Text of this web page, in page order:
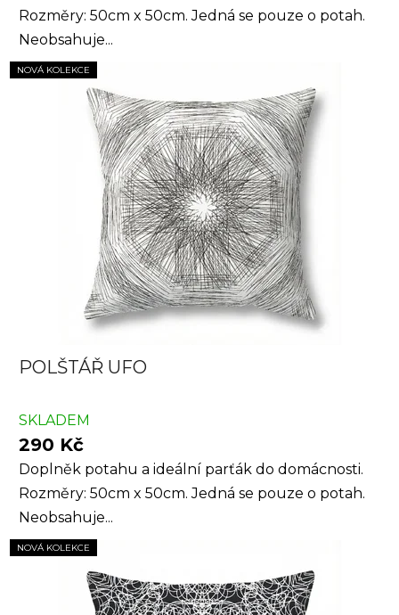
Rozměry: 50cm x 50cm. Jedná se pouze o potah.
Neobsahuje...
NOVÁ KOLEKCE
POLŠTÁŘ UFO
SKLADEM
290 Kč
Doplněk potahu a ideální parťák do domácnosti.
Rozměry: 50cm x 50cm. Jedná se pouze o potah.
Neobsahuje...
NOVÁ KOLEKCE